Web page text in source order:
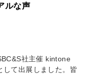
ルな声
社主催 kintone
て出展しました。皆